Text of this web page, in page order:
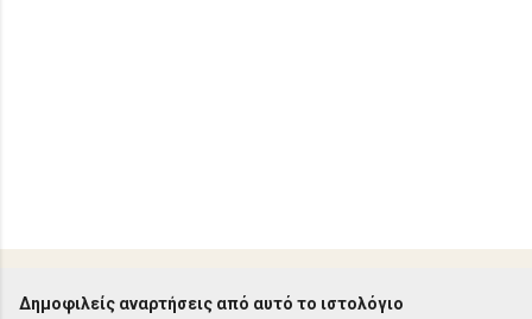
Δημοφιλείς αναρτήσεις από αυτό το ιστολόγιο